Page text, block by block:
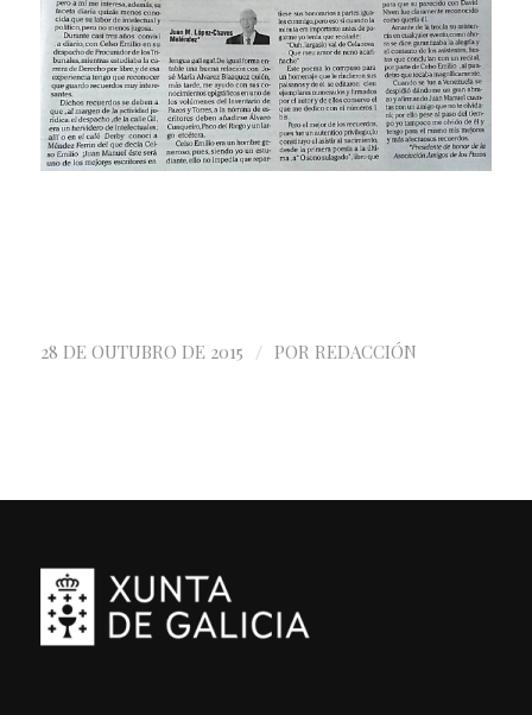
28 DE OUTUBRO DE 2015 / POR REDACCIÓN